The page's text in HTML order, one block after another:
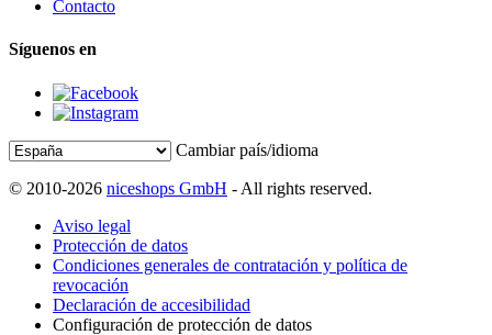
Contacto
Síguenos en
Cambiar país/idioma
© 2010-2026 niceshops GmbH - All rights reserved.
Aviso legal
Protección de datos
Condiciones generales de contratación y política de
revocación
Declaración de accesibilidad
Configuración de protección de datos